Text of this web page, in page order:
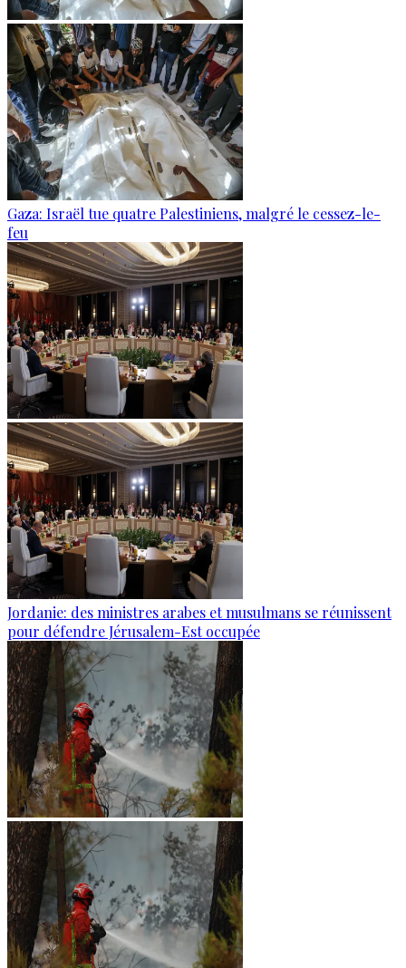
Gaza: Israël tue quatre Palestiniens, malgré le cessez-le-
feu
Jordanie: des ministres arabes et musulmans se réunissent
pour défendre Jérusalem-Est occupée